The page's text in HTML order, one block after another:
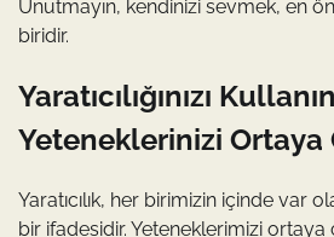
Unutmayın, kendinizi sevmek, en
biridir.
Yaratıcılığınızı
Yeteneklerinizi Ortaya
Yaratıcılık, her birimizin içinde var
bir ifadesidir. Yeteneklerimizi ortaya